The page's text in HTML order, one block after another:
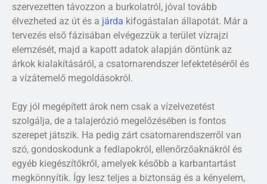
szervezetten távozzon a burkolatról, jóval tovább
élvezheted az út és a járda kifogástalan állapotát. Már a
tervezés első fázisában elvégezzük a terület vízrajzi
elemzését, majd a kapott adatok alapján döntünk az
árkok kialakításáról, a csatornarendszer lefektetéséről és
a vízátemelő megoldásokról.
Egy jól megépített árok nem csak a vízelvezetést
szolgálja, de a talajerózió megelőzésében is fontos
szerepet játszik. Ha pedig zárt csatornarendszerről van
szó, gondoskodunk a fedlapokról, ellenőrzőaknákról és
egyéb kiegészítőkről, amelyek később a karbantartást
megkönnyítik. Így lesz teljes a biztonság és a kényelem,